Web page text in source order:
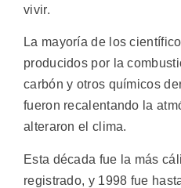
vivir.
La mayoría de los
producidos por la
carbón y otros químicos
fueron recalentando la
alteraron el clima.
Esta década fue la más
registrado, y 1998 fue